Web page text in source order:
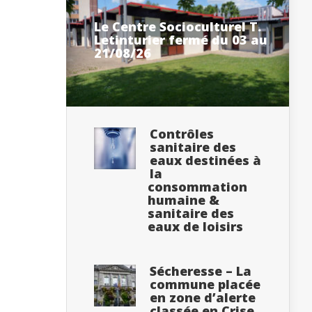
Le Centre Socioculturel T.
Letinturier fermé du 03 au
21/08/26
Contrôles
sanitaire des
eaux destinées à
la
consommation
humaine &
sanitaire des
eaux de loisirs
Sécheresse – La
commune placée
en zone d’alerte